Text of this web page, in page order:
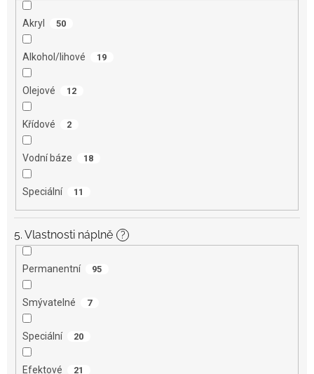
Akryl 50
Alkohol/lihové 19
Olejové 12
Křídové 2
Vodní báze 18
Speciální 11
5. Vlastnosti náplně ?
Permanentní 95
Smývatelné 7
Speciální 20
Efektové 21